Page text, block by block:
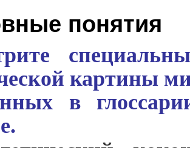
понятия
картины
в